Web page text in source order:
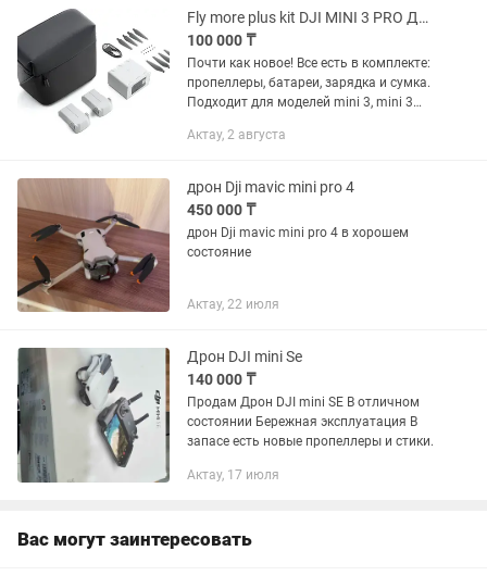
Fly more plus kit DJI MINI 3 PRO Дрон
100 000 ₸
Почти как новое! Все есть в комплекте:
пропеллеры, батареи, зарядка и сумка.
Подходит для моделей mini 3, mini 3
Актау, 2 августа
дрон Dji mavic mini pro 4
450 000 ₸
дрон Dji mavic mini pro 4 в хорошем
состояние
Актау, 22 июля
Дрон DJI mini Se
140 000 ₸
Продам Дрон DJI mini SE В отличном
состоянии Бережная эксплуатация В
запасе есть новые пропеллеры и стики.
Актау, 17 июля
Вас могут заинтересовать